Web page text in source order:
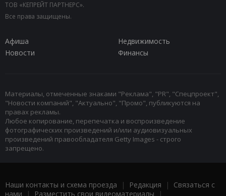
ТОВ «КЕПРЕЙТ ПАРТНЕРС».
Все права защищены.
Афиша
Недвижимость
Новости
Финансы
Материалы, отмеченные знаками "Реклама", "PR", "Спецпроект",
"Новости компаний", "Актуально", "Промо", публикуются на
правах рекламы.
Любое копирование, перепечатка и воспроизведение
фотографических произведений и/или аудиовизуальных
произведений правообладателя Getty Images - строго
запрещено.
Наши контакты и схема проезда | Редакция | Связаться с
нами | Разместить свои видеоматериалы |